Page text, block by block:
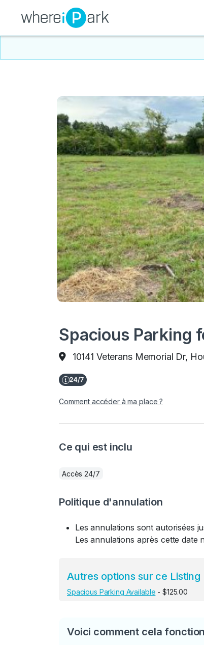
Spacious Parking
10141 Veterans Memorial Dr,
Comment accéder à ma place ?
Ce qui est inclu
Accès 24/7
Politique d'annulation
Les annulations sont autorisées
Les annulations après cette date
Autres options sur ce Listing
Spacious Parking Available - $125.00
Voici comment cela